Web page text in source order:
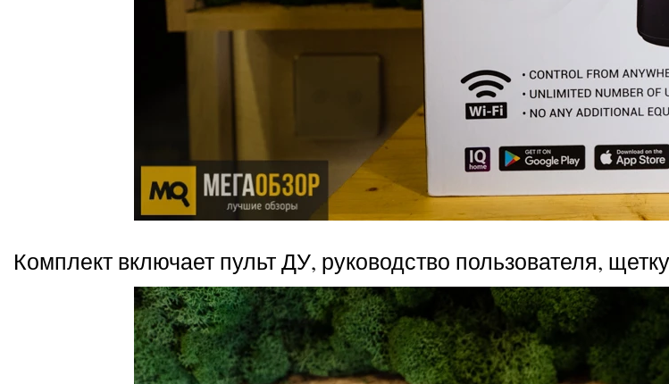
Комплект включает пульт ДУ, руководство пользователя,